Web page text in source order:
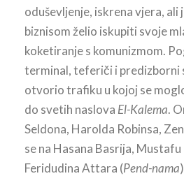
oduševljenje, iskrena vjera, ali
biznisom želio iskupiti svoje
koketiranje s komunizmom.
terminal, teferiči i predizborni
otvorio trafiku u kojoj se
do svetih naslova El-Kalema.
Seldona, Harolda Robinsa,
se na Hasana Basrija,
Feridudina Attara (Pend-nama